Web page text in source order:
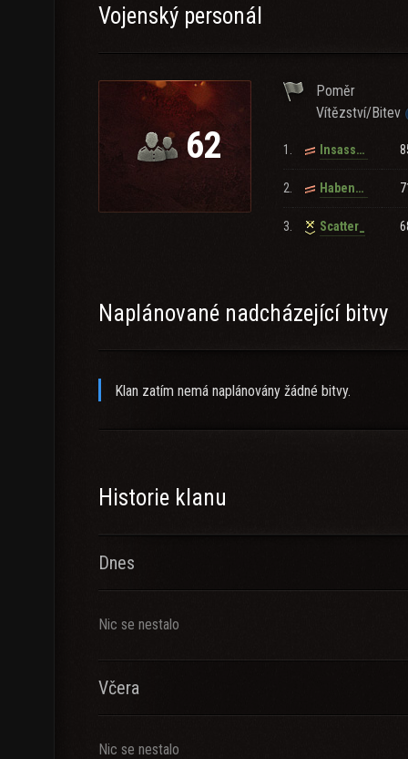
✗Clan Rivals Spring Assault 2021:
Clan Rivals Summer Assault 2021:
✗7vs7 Joust 2023:1st place [Team Destiny]
Clan Showdown May 2023
1st place [Team
Requirements:
✔ good experience in the competitive
For Recruitment contact:
✎ KatjaKrasavice
Vojenský personál
62
Poměr
Vítězství/Bitev
1. Insasse_Da_Kuscheltier
2. HabenSieDieLIDLplusApp
3. Scatter_
Naplánované nadcházející bitvy
Klan zatím nemá naplánovány žádné bitvy.
Historie klanu
Dnes
Nic se nestalo
Včera
Nic se nestalo